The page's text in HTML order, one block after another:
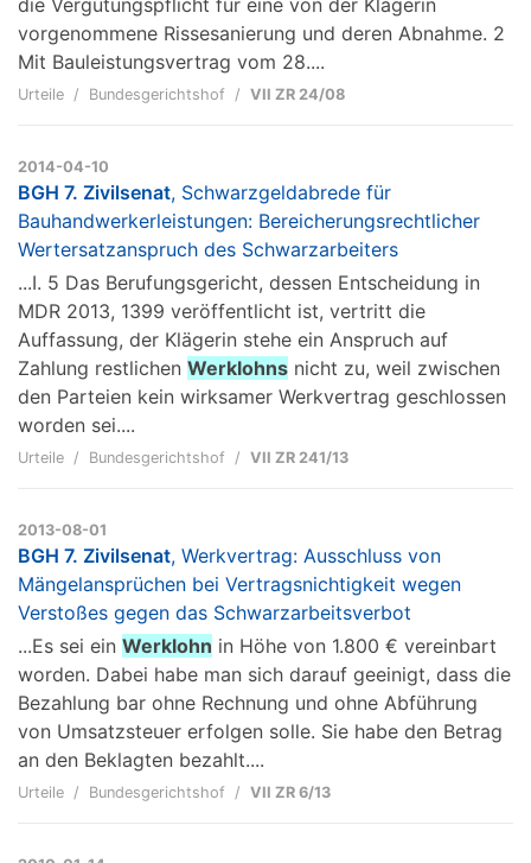
die Vergütungspflicht für eine von der Klägerin
vorgenommene Rissesanierung und deren Abnahme. 2
Mit Bauleistungsvertrag vom 28....
Urteile Bundesgerichtshof VII ZR 24/08
2014-04-10
BGH 7. Zivilsenat, Schwarzgeldabrede für
Bauhandwerkerleistungen: Bereicherungsrechtlicher
Wertersatzanspruch des Schwarzarbeiters
...I. 5 Das Berufungsgericht, dessen Entscheidung in
MDR 2013, 1399 veröffentlicht ist, vertritt die
Auffassung, der Klägerin stehe ein Anspruch auf
Zahlung restlichen Werklohns nicht zu, weil zwischen
den Parteien kein wirksamer Werkvertrag geschlossen
worden sei....
Urteile Bundesgerichtshof VII ZR 241/13
2013-08-01
BGH 7. Zivilsenat, Werkvertrag: Ausschluss von
Mängelansprüchen bei Vertragsnichtigkeit wegen
Verstoßes gegen das Schwarzarbeitsverbot
...Es sei ein Werklohn in Höhe von 1.800 € vereinbart
worden. Dabei habe man sich darauf geeinigt, dass die
Bezahlung bar ohne Rechnung und ohne Abführung
von Umsatzsteuer erfolgen solle. Sie habe den Betrag
an den Beklagten bezahlt....
Urteile Bundesgerichtshof VII ZR 6/13